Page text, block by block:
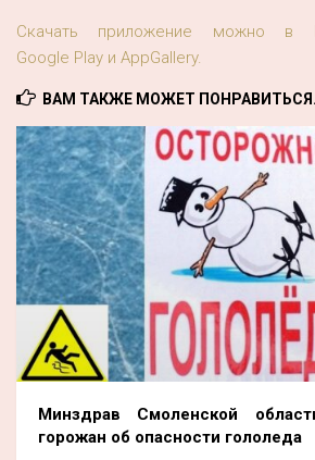
Скачать приложение можно в
Google Play и AppGallery.
ВАМ ТАКЖЕ МОЖЕТ
Минздрав Смоленской
горожан об опасности гололеда